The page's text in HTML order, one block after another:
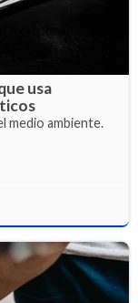
usa
medio ambiente.